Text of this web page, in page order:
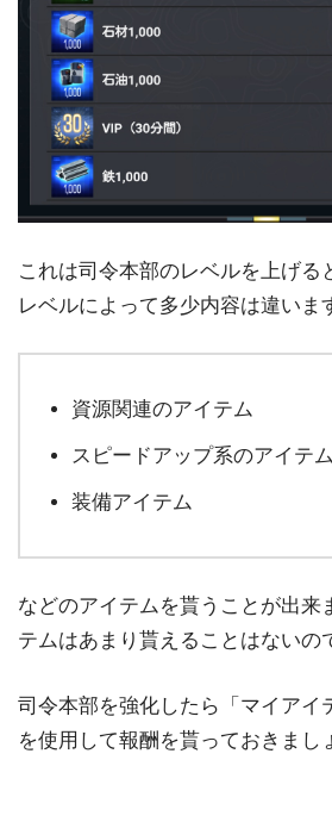
これは司令本部のレベルを上げる
レベルによって多少内容は違いま
資源関連のアイテム
スピードアップ系のアイテム
装備アイテム
などのアイテムを貰うことが出来
テムはあまり貰えることはないの
司令本部を強化したら「マイアイ
を使用して報酬を貰っておきまし